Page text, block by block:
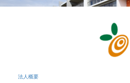
法人概要